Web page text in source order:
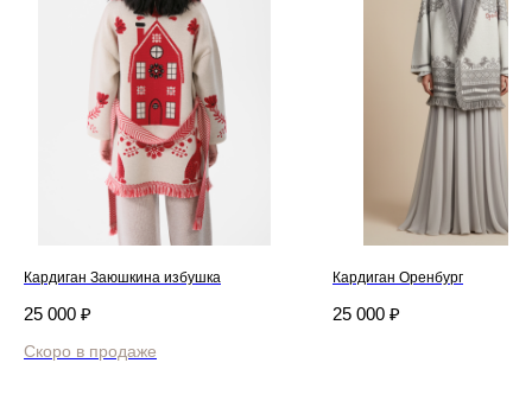
Кардиган Заюшкина избушка
25 000 ₽
Кардиган Оренбург
25 000 ₽